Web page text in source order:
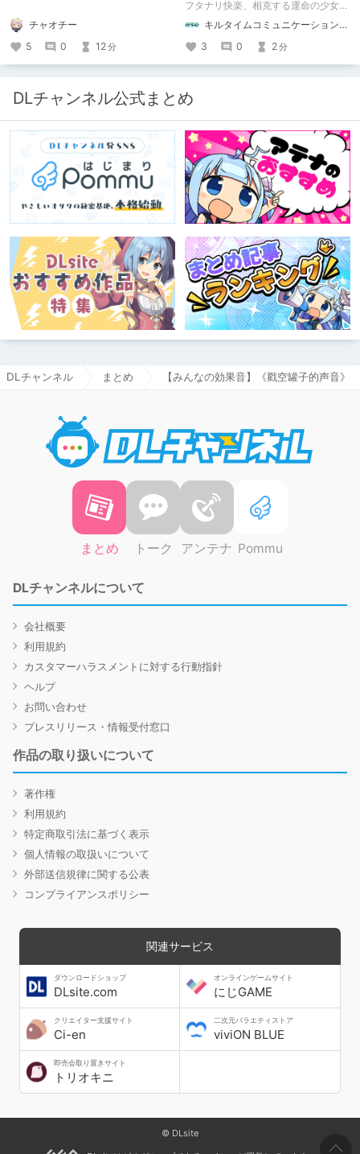
チャオチー
5
0 12分
能小説開幕！
フタナリ快楽、相克する運命の少女た
ト：鳩春 一気に上・下巻が同時配
信！
キルタイムコミュニケーション（KTC）の作品を一人でも多くの人に知ってほしい人
3
0 2分
DLチャンネル公式まとめ
DLチャンネル まとめ 【みんなの効果音】《戳空罐子的声音》
まとめ トーク アンテナ Pommu
DLチャンネルについて
会社概要
利用規約
カスタマーハラスメントに対する行動指針
ヘルプ
お問い合わせ
プレスリリース・情報受付窓口
作品の取り扱いについて
著作権
利用規約
特定商取引法に基づく表示
個人情報の取扱いについて
外部送信規律に関する公表
コンプライアンスポリシー
関連サービス
ダウンロードショップ
DLsite.com
オンラインゲームサイト
にじGAME
クリエイター支援サイト
Ci-en
二次元バラエティストア
viviON BLUE
即売会取り置きサイト
トリオキニ
© DLsite